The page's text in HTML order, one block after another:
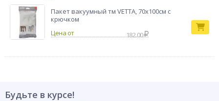
Пакет вакуумный тм VETTA, 70х100см с
крючком
182.00
Будьте в курсе!